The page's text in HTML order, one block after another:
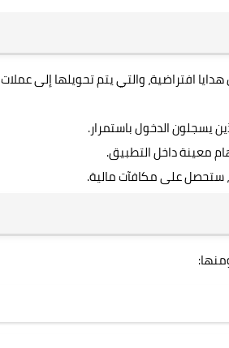
افتراضية، والتي يتم تحويلها إلى عملات
يسجلون الدخول باستمرار.
معينة داخل التطبيق.
ستحصل على مكافآت مالية.